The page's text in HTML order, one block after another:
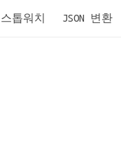
스톱워치 JSON 변환